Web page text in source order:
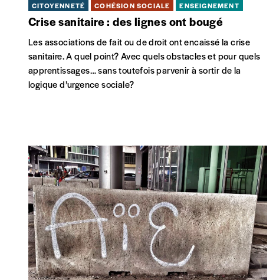
CITOYENNETÉ COHÉSION SOCIALE ENSEIGNEMENT
Crise sanitaire : des lignes ont bougé
Les associations de fait ou de droit ont encaissé la crise
sanitaire. A quel point? Avec quels obstacles et pour quels
apprentissages… sans toutefois parvenir à sortir de la
logique d’urgence sociale?